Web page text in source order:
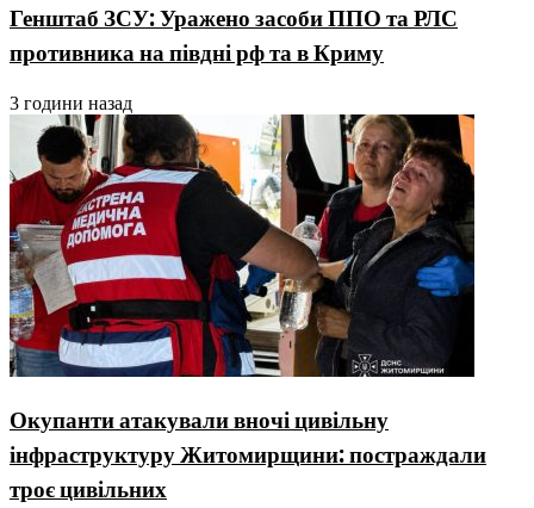
Генштаб ЗСУ: Уражено засоби ППО та РЛС
противника на півдні рф та в Криму
3 години назад
Окупанти атакували вночі цивільну
інфраструктуру Житомирщини: постраждали
троє цивільних